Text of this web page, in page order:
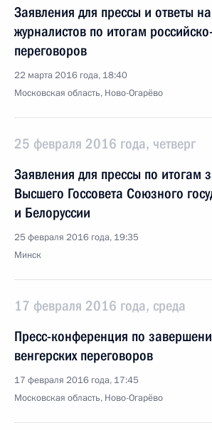
Заявления для прессы и ответы
журналистов по итогам
переговоров
22 марта 2016 года, 18:40
Московская область, Ново-Огарёво
25 февраля 2016 года, четверг
Заявления для прессы по итогам
Высшего Госсовета Союзного
и Белоруссии
25 февраля 2016 года, 19:35
Минск
17 февраля 2016 года, среда
Пресс-конференция по
венгерских переговоров
17 февраля 2016 года, 17:45
Московская область, Ново-Огарёво